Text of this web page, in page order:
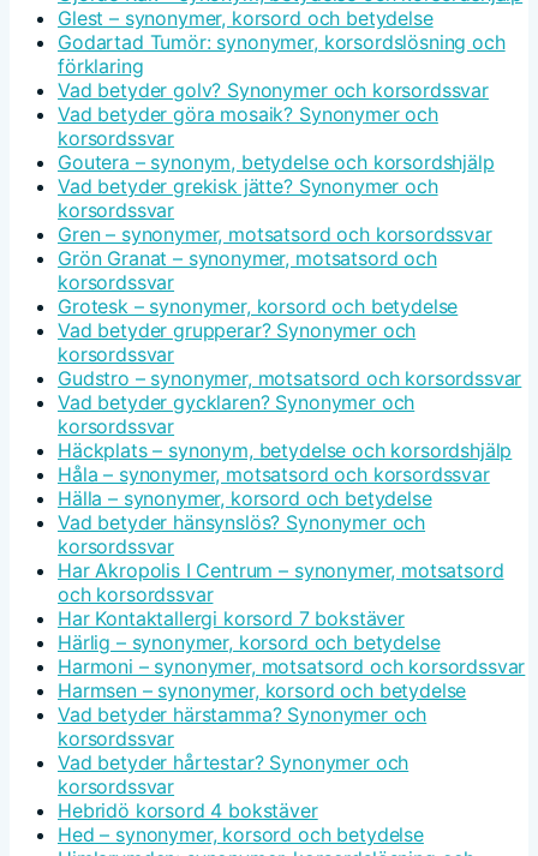
Glest – synonymer, korsord och betydelse
Godartad Tumör: synonymer, korsordslösning och
förklaring
Vad betyder golv? Synonymer och korsordssvar
Vad betyder göra mosaik? Synonymer och
korsordssvar
Goutera – synonym, betydelse och korsordshjälp
Vad betyder grekisk jätte? Synonymer och
korsordssvar
Gren – synonymer, motsatsord och korsordssvar
Grön Granat – synonymer, motsatsord och
korsordssvar
Grotesk – synonymer, korsord och betydelse
Vad betyder grupperar? Synonymer och
korsordssvar
Gudstro – synonymer, motsatsord och korsordssvar
Vad betyder gycklaren? Synonymer och
korsordssvar
Häckplats – synonym, betydelse och korsordshjälp
Håla – synonymer, motsatsord och korsordssvar
Hälla – synonymer, korsord och betydelse
Vad betyder hänsynslös? Synonymer och
korsordssvar
Har Akropolis I Centrum – synonymer, motsatsord
och korsordssvar
Har Kontaktallergi korsord 7 bokstäver
Härlig – synonymer, korsord och betydelse
Harmoni – synonymer, motsatsord och korsordssvar
Harmsen – synonymer, korsord och betydelse
Vad betyder härstamma? Synonymer och
korsordssvar
Vad betyder hårtestar? Synonymer och
korsordssvar
Hebridö korsord 4 bokstäver
Hed – synonymer, korsord och betydelse